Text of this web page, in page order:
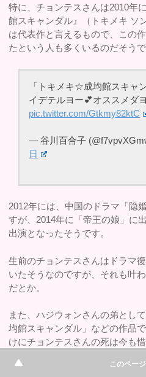
特に、チョンテスさんは2010年
館スキャンダル』（トキメキ ソ
は代表作と言えるもので、この
たという人も多くいるのだそうで
「トキメキ☆成均館スキャ
イデテルヨー💕オススメダヨ
pic.twitter.com/Gtkmy82ktC
— 谷川百合子
日
2012年には、中国のドラマ「隐
すが、2014年に「帝王の娘」に
出演となったそうです。
生前のチョンテスさんはドラマ
いたそうなのですが、それも叶
だとか。
また、ハジウォンさんの弟とし
均館スキャンダル」などの作品
けにチョンテスさんの死は今も
なので、今後もチョンテスさん
このペー